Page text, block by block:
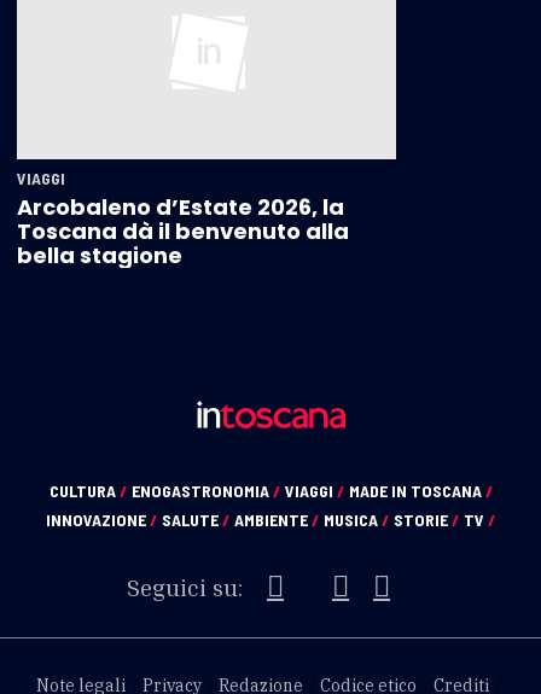
VIAGGI
Arcobaleno d’Estate 2026, la
Toscana dà il benvenuto alla
bella stagione
CULTURA/ ENOGASTRONOMIA/ VIAGGI / MADE IN TOSCANA/
INNOVAZIONE/ SALUTE/ AMBIENTE/ MUSICA/ STORIE/ TV /
Seguici su:
Note legali Privacy Redazione Codice etico Crediti